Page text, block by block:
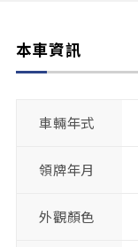
本車資訊
車輛年式
領牌年月
外觀顏色